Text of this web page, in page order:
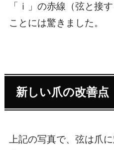
「ｉ」の赤線（弦と接
ことには驚きました。
新しい爪の改善点
上記の写真で、弦は爪